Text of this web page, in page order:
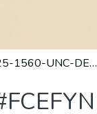
RD-2025-1560-UNC-DEC#FCEFYN